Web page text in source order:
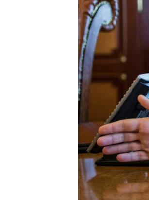
КРЫМ.НЕПОКОРЕННЫЙ
УКРАИНСКАЯ ПРОБЛЕМА КРЫМА